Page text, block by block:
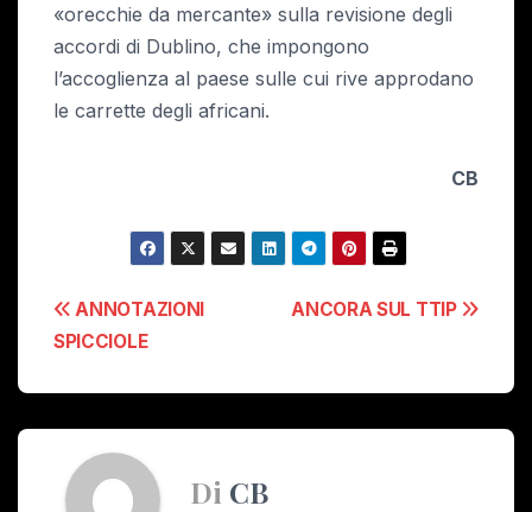
«orecchie da mercante» sulla revisione degli
accordi di Dublino, che impongono
l’accoglienza al paese sulle cui rive approdano
le carrette degli africani.
CB
Navigazione
articoli
ANCORA SUL TTIP
ANNOTAZIONI
SPICCIOLE
Di CB